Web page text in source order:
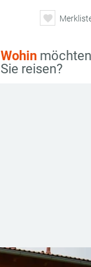
Wohin möchten
Sie reisen?